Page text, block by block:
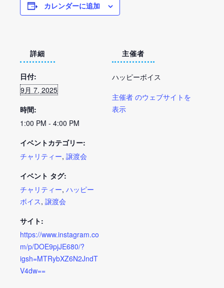
カレンダーに追加
詳細
日付:
9月 7, 2025
時間:
1:00 PM - 4:00 PM
イベントカテゴリー:
チャリティー, 譲渡会
イベント タグ:
チャリティー, ハッピー
ボイス, 譲渡会
サイト:
https://www.instagram.co
m/p/DOE9pjJE680/?
igsh=MTRybXZ6N2JndT
V4dw==
主催者
ハッピーボイス
主催者 のウェブサイトを
表示